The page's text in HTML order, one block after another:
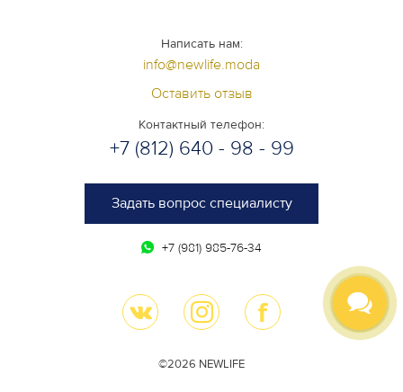
Написать нам:
info@newlife.moda
Оставить отзыв
Контактный телефон:
+7 (812) 640 - 98 - 99
Задать вопрос специалисту
+7 (981) 985-76-34
©2026 NEWLIFE